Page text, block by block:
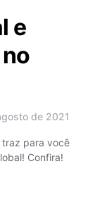
e
de 2021
traz para você
Confira!